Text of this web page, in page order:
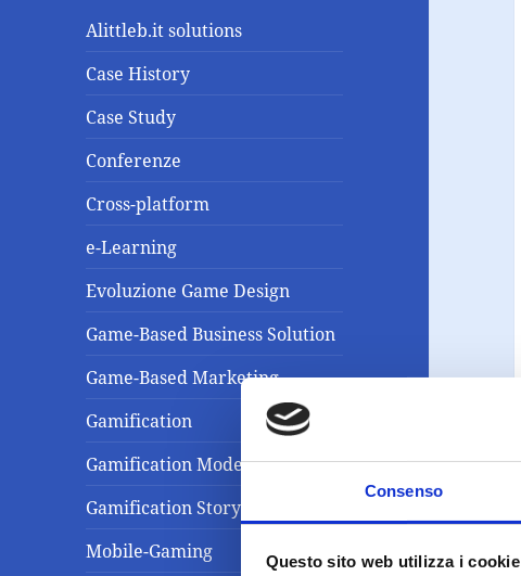
Consenso
Questo sito web utilizza i cookie
Alittleb.it solutions
Case History
Case Study
Conferenze
Cross-platform
e-Learning
Evoluzione Game Design
Game-Based Business Solution
Game-Based Marketing
Gamification
Gamification Model
Gamification Storytelling
Mobile-Gaming